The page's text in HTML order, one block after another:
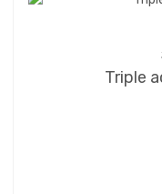
Triple